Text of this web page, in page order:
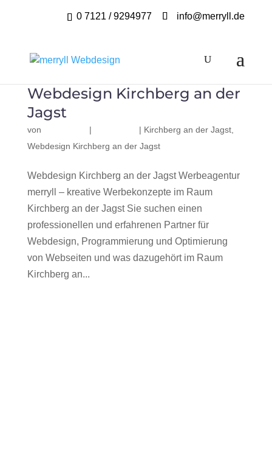
0 7121 / 9294977 info@merryll.de
Webdesign Kirchberg an der
Jagst
von | | Kirchberg an der Jagst,
Webdesign Kirchberg an der Jagst
Webdesign Kirchberg an der Jagst Werbeagentur
merryll – kreative Werbekonzepte im Raum
Kirchberg an der Jagst Sie suchen einen
professionellen und erfahrenen Partner für
Webdesign, Programmierung und Optimierung
von Webseiten und was dazugehört im Raum
Kirchberg an...